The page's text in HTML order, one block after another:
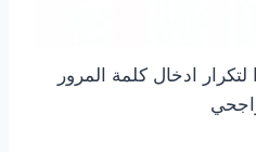
ادخال كلمة المرور